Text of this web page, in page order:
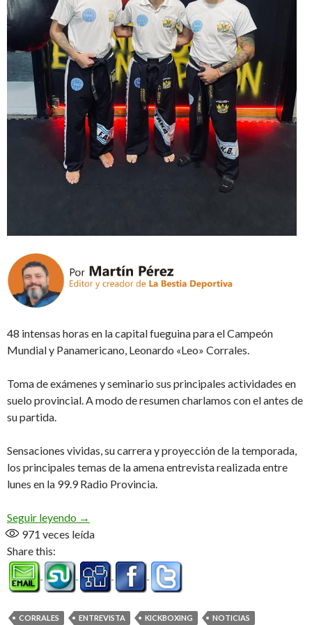
48 intensas horas en la capital fueguina para el Campeón
Mundial y Panamericano, Leonardo «Leo» Corrales.
Toma de exámenes y seminario sus principales actividades en
suelo provincial. A modo de resumen charlamos con el antes de
su partida.
Sensaciones vividas, su carrera y proyección de la temporada,
los principales temas de la amena entrevista realizada entre
lunes en la 99.9 Radio Provincia.
Seguir leyendo «Me apasiona el kickboxing, en realidad todos
→
971 veces leída
Share this:
CORRALES ENTREVISTA KICKBOXING NOTICIAS